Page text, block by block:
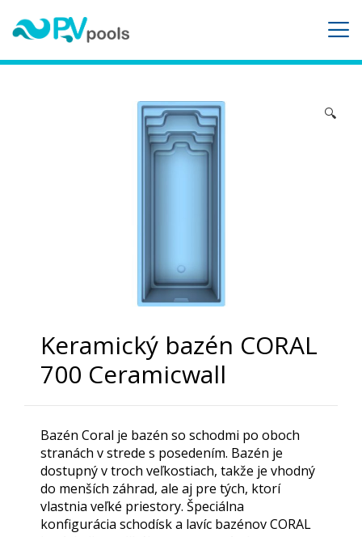
🔍
Keramický bazén CORAL
700 Ceramicwall
Bazén Coral je bazén so schodmi po oboch
stranách v strede s posedením. Bazén je
dostupný v troch veľkostiach, takže je vhodný
do menších záhrad, ale aj pre tých, ktorí
vlastnia veľké priestory. Špeciálna
konfigurácia schodísk a lavíc bazénov CORAL